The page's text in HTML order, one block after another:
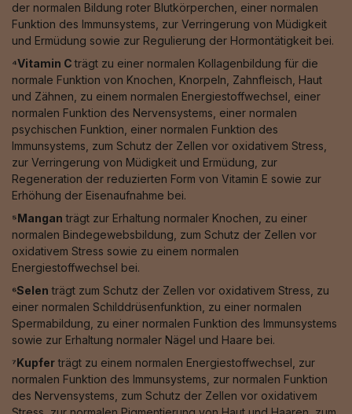
der normalen Bildung roter Blutkörperchen, einer normalen
Funktion des Immunsystems, zur Verringerung von Müdigkeit
und Ermüdung sowie zur Regulierung der Hormontätigkeit bei.
⁴Vitamin Cträgt zu einer normalen Kollagenbildung für die
normale Funktion von Knochen, Knorpeln, Zahnfleisch, Haut
und Zähnen, zu einem normalen Energiestoffwechsel, einer
normalen Funktion des Nervensystems, einer normalen
psychischen Funktion, einer normalen Funktion des
Immunsystems, zum Schutz der Zellen vor oxidativem Stress,
zur Verringerung von Müdigkeit und Ermüdung, zur
Regeneration der reduzierten Form von Vitamin E sowie zur
Erhöhung der Eisenaufnahme bei.
⁵Mangan trägt zur Erhaltung normaler Knochen, zu einer
normalen Bindegewebsbildung, zum Schutz der Zellen vor
oxidativem Stress sowie zu einem normalen
Energiestoffwechsel bei.
⁶Selen trägt zum Schutz der Zellen vor oxidativem Stress, zu
einer normalen Schilddrüsenfunktion, zu einer normalen
Spermabildung, zu einer normalen Funktion des Immunsystems
sowie zur Erhaltung normaler Nägel und Haare bei.
⁷Kupferträgt zu einem normalen Energiestoffwechsel, zur
normalen Funktion des Immunsystems, zur normalen Funktion
des Nervensystems, zum Schutz der Zellen vor oxidativem